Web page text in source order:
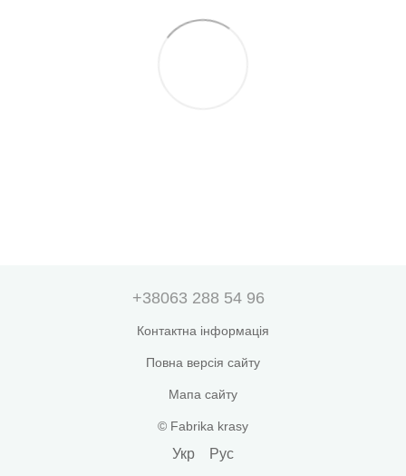
+38063 288 54 96
Контактна інформація
Повна версія сайту
Мапа сайту
© Fabrika krasy
Укр Рус